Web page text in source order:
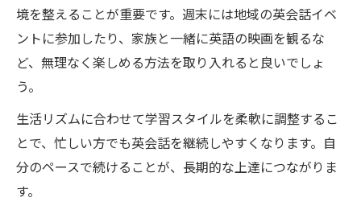
境を整えることが重要です。週末には地域の英会話イベ
ントに参加したり、家族と一緒に英語の映画を観るな
ど、無理なく楽しめる方法を取り入れると良いでしょ
う。
生活リズムに合わせて学習スタイルを柔軟に調整するこ
とで、忙しい方でも英会話を継続しやすくなります。自
分のペースで続けることが、長期的な上達につながりま
す。